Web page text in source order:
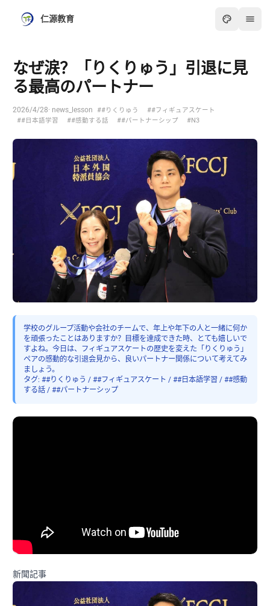
仁源教育
なぜ涙？「りくりゅう」引退に見
る最高のパートナー
2026/4/28· news_lesson ##りくりゅう
##フィギュアスケート
##日本語学習
##感動する話 ##パートナーシップ #N3
学校のグループ活動や会社のチームで、年上や年下の人と一緒に何か
を頑張ったことはありますか？目標を達成できた時、とても嬉しいで
すよね。今日は、フィギュアスケートの歴史を変えた「りくりゅう」
ペアの感動的な引退会見から、良いパートナー関係について考えてみ
ましょう。
タグ: ##りくりゅう / ##フィギュアスケート / ##日本語学習 / ##感動
する話 / ##パートナーシップ
新聞記事